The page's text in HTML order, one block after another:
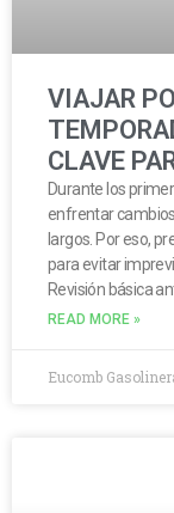
VIAJAR
CLAVE
Durante los
enfrentar
largos. Por eso,
para evitar
Revisión básica
READ MORE »
Eucomb